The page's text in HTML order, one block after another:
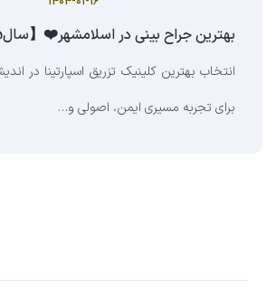
بهترین جراح بینی در اسلامشهر❤️【سال1405】✅
انتخاب بهترین کلینیک تزریق اسپارتینا در
برای تجربه مسیری ایمن، اصولی و…